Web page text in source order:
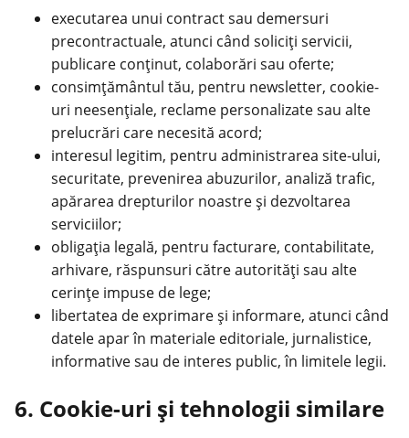
executarea unui contract sau demersuri
precontractuale, atunci când soliciți servicii,
publicare conținut, colaborări sau oferte;
consimțământul tău, pentru newsletter, cookie-
uri neesențiale, reclame personalizate sau alte
prelucrări care necesită acord;
interesul legitim, pentru administrarea site-ului,
securitate, prevenirea abuzurilor, analiză trafic,
apărarea drepturilor noastre și dezvoltarea
serviciilor;
obligația legală, pentru facturare, contabilitate,
arhivare, răspunsuri către autorități sau alte
cerințe impuse de lege;
libertatea de exprimare și informare, atunci când
datele apar în materiale editoriale, jurnalistice,
informative sau de interes public, în limitele legii.
6. Cookie-uri și tehnologii similare